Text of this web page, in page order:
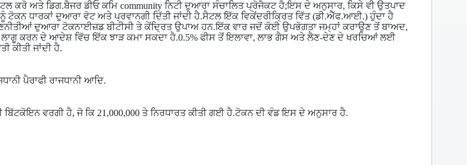
ਕਰੋ ਅਤੇ ਡਿਗ.ਬੈਜਰ ਡੀਓ ਕਮਿ community ਨਿਟੀ ਦੁਆਰਾ ਸੰਚਾਲਿਤ ਪ੍ਰੋਜੈਕਟ ਹੈ;ਇਸ ਦੇ ਅਨੁਸਾਰ, ਕਿਸੇ ਵੀ ਉਤਪਾਦ
ਨੂੰ ਟੋਕਨ ਧਾਰਕਾਂ ਦੁਆਰਾ ਵੋਟ ਅਤੇ ਪ੍ਰਵਾਨਗੀ ਦਿੱਤੀ ਜਾਂਦੀ ਹੈ.ਸੈਟਲ ਇੱਕ ਵਿਕੇਂਦਰੀਕ੍ਰਿਤ ਵਿੱਤ (ਡੀ.ਐੱਫ.ਆਈ.) ਹੁੰਦਾ ਹੈ
ਦੁਆਰਾ ਟੋਕਨਾਈਜ਼ਡ ਬੀਟੀਸੀ ਤੇ ਕੇਂਦ੍ਰਿਤ ਉਪਾਅ ਹਨ.ਇੱਕ ਵਾਰ ਜਦੋਂ ਕੋਈ ਉਪਭੋਗਤਾ ਜਮ੍ਹਾਂ ਕਰਾਉਣ ਤੋਂ ਬਾਅਦ,
ਲਾਗੂ ਕਰਨ ਦੇ ਆਦੇਸ਼ ਵਿੱਚ ਇੱਕ ਝਾੜ ਕਮਾ ਸਕਦਾ ਹੈ.0.5% ਫੀਸ ਤੋਂ ਇਲਾਵਾ, ਲਾਭ ਗੈਸ ਅਤੇ ਲੈਣ-ਦੇਣ ਦੇ ਖਰਚਿਆਂ ਲਈ
ਕੀਤੀ ਜਾਂਦੀ ਹੈ.
ਪੈਰਾਫੀ ਰਾਜਧਾਨੀ ਆਦਿ.
ਵਰਗੀ ਹੈ, ਜੋ ਕਿ 21,000,000 ਤੇ ਨਿਰਧਾਰਤ ਕੀਤੀ ਗਈ ਹੈ.ਟੋਕਨ ਦੀ ਵੰਡ ਇਸ ਦੇ ਅਨੁਸਾਰ ਹੈ.